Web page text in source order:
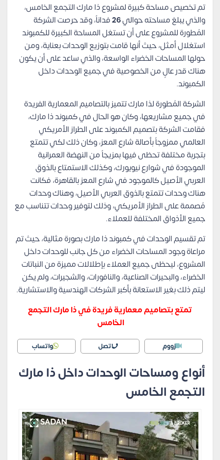
تم تخصيص مساحة كبيرة لمشروع ذا مارك التجمع الخامس،
والذي يبلغ مساحته حوالي26فداناً، وقد حرصت الشركة
المُطورة للمشروع على أن تستغل المساحة الكبيرة للكمبوند
استغلال أمثل، حيث أنها قامت بتوزيع الوحدات بعناية، ومن
حولها المساحات الخضراء الواسعة، والذي ساعد على أن يكون
هناك قدر عالٍ من الخصوصية في جميع الوحدات داخل
الكمبوند.
الشركة المُطورة لذا مارك تتميز بالتصاميم المعمارية الفريدة
في جميع مشاريعها، وكان هو الحال في كمبوند ذا مارك،
فقامت الشركة بتصميم الكمبوند على الطراز الأمريكي
العالمي ممزوجاً بأصالة شارع المعز، وكان ذلك لكي تتمتع
بتجربة مختلفة تحظى فيها بمزيجاً من النهضة العمرانية
الموجودة في شوارع نيويورك، وكذلك الاستمتاع بالذوق
العربي الأصيل كالموجود في شارع المعز بالقاهرة، فكانت
هناك وحدات تتمتع بالذوق العربي الأصيل، وهناك وحدات
مُصممة على الطراز الأمريكي، وذلك لتوفير وحدات تتناسب مع
جميع الأذواق المختلفة للعملاء.
تم تقسيم الوحدات في كمبوند ذا مارك بصورة مثالية، حيث تم
مراعاة وجود المساحات الخضراء من كل جانب للوحدات داخل
المشروع، ليحظى جميع العملاء بإطلالات مميزة من النباتات
الخضراء، والبحيرات الصناعية، والنافورات، والشجيرات، ولم يكن
ليتم ذلك بغير الاستعانة بأكبر الشركات الهندسية والاستشارية.
تمتع بتصاميم معمارية فريدة في ذا مارك التجمع
الخامس
زووم اتصل واتساب
أنواع ومساحات الوحدات داخل ذا مارك
التجمع الخامس